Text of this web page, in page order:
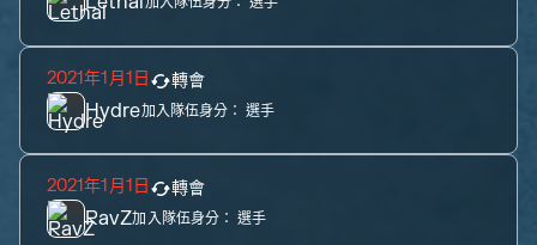
2021年1月1日 轉會
Hydre加入隊伍身分： 選手
2021年1月1日 轉會
RavZ加入隊伍身分： 選手